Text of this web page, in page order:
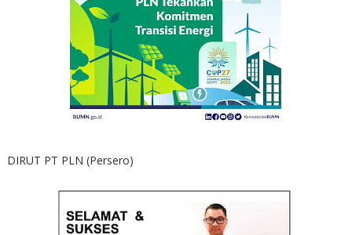
DIRUT PT PLN (Persero)